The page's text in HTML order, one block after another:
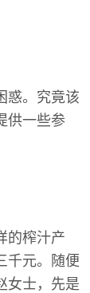
惑。究竟该
供一些参
的榨汁产
千元。随便
女士，先是